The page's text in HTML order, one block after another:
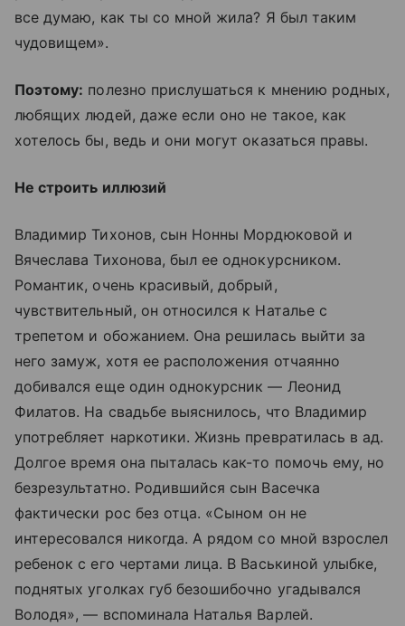
все думаю, как ты со мной жила? Я был таким
чудовищем».
Поэтому: полезно прислушаться к мнению родных,
любящих людей, даже если оно не такое, как
хотелось бы, ведь и они могут оказаться правы.
Не строить иллюзий
Владимир Тихонов, сын Нонны Мордюковой и
Вячеслава Тихонова, был ее однокурсником.
Романтик, очень красивый, добрый,
чувствительный, он относился к Наталье с
трепетом и обожанием. Она решилась выйти за
него замуж, хотя ее расположения отчаянно
добивался еще один однокурсник — Леонид
Филатов. На свадьбе выяснилось, что Владимир
употребляет наркотики. Жизнь превратилась в ад.
Долгое время она пыталась как-то помочь ему, но
безрезультатно. Родившийся сын Васечка
фактически рос без отца. «Сыном он не
интересовался никогда. А рядом со мной взрослел
ребенок с его чертами лица. В Васькиной улыбке,
поднятых уголках губ безошибочно угадывался
Володя», — вспоминала Наталья Варлей.